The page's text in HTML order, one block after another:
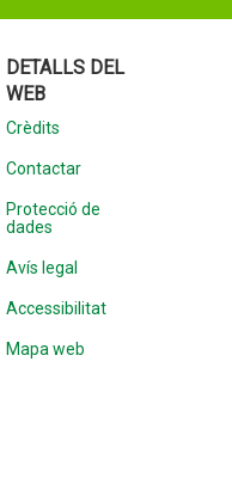
DETALLS DEL
WEB
Crèdits
Contactar
Protecció de
dades
Avís legal
Accessibilitat
Mapa web